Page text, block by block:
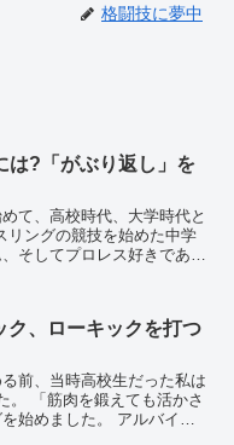
格闘技に夢中
は?「がぶり返し」を
て、高校時代、大学時代と
そしてプロレス好きであっ
ク、ローキックを打つ
前、当時高校生だった私は
かさ
た。 アルバイト